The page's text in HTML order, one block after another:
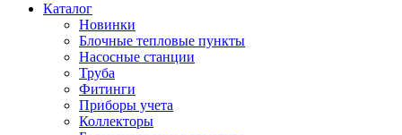
Каталог
Новинки
Блочные тепловые пункты
Насосные станции
Труба
Фитинги
Приборы учета
Коллекторы